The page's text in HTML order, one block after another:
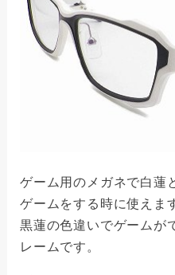
ゲーム用のメガネで白蓮
ゲームをする時に使えま
黒蓮の色違いでゲームが
レームです。